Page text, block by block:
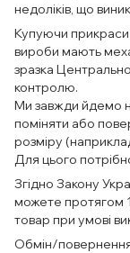
недоліків, що
Купуючи прикраси
вироби мають
зразка
контролю.
Ми завжди йдемо
поміняти або
розміру
Для цього
Згідно Закону
можете протягом
товар при умові
Обмін/повернення